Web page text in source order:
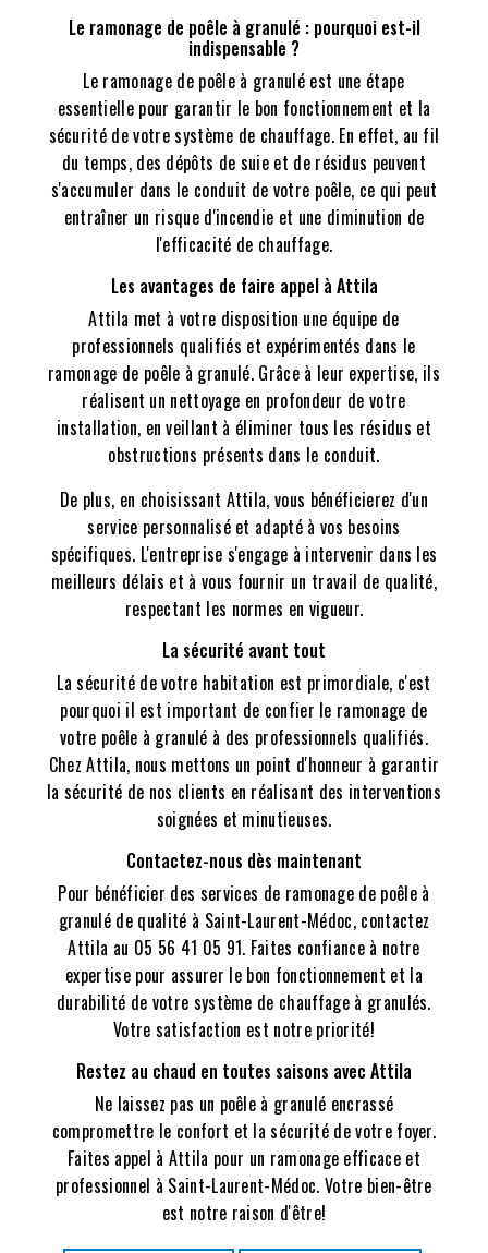
Le ramonage de poêle à granulé : pourquoi est-il
indispensable ?
Le ramonage de poêle à granulé est une étape
essentielle pour garantir le bon fonctionnement et la
sécurité de votre système de chauffage. En effet, au fil
du temps, des dépôts de suie et de résidus peuvent
s'accumuler dans le conduit de votre poêle, ce qui peut
entraîner un risque d'incendie et une diminution de
l'efficacité de chauffage.
Les avantages de faire appel à Attila
Attila met à votre disposition une équipe de
professionnels qualifiés et expérimentés dans le
ramonage de poêle à granulé. Grâce à leur expertise, ils
réalisent un nettoyage en profondeur de votre
installation, en veillant à éliminer tous les résidus et
obstructions présents dans le conduit.
De plus, en choisissant Attila, vous bénéficierez d'un
service personnalisé et adapté à vos besoins
spécifiques. L'entreprise s'engage à intervenir dans les
meilleurs délais et à vous fournir un travail de qualité,
respectant les normes en vigueur.
La sécurité avant tout
La sécurité de votre habitation est primordiale, c'est
pourquoi il est important de confier le ramonage de
votre poêle à granulé à des professionnels qualifiés.
Chez Attila, nous mettons un point d'honneur à garantir
la sécurité de nos clients en réalisant des interventions
soignées et minutieuses.
Contactez-nous dès maintenant
Pour bénéficier des services de ramonage de poêle à
granulé de qualité à Saint-Laurent-Médoc, contactez
Attila au 05 56 41 05 91. Faites confiance à notre
expertise pour assurer le bon fonctionnement et la
durabilité de votre système de chauffage à granulés.
Votre satisfaction est notre priorité!
Restez au chaud en toutes saisons avec Attila
Ne laissez pas un poêle à granulé encrassé
compromettre le confort et la sécurité de votre foyer.
Faites appel à Attila pour un ramonage efficace et
professionnel à Saint-Laurent-Médoc. Votre bien-être
est notre raison d'être!